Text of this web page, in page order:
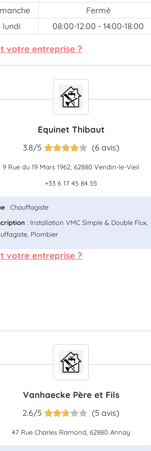
Fermé
lundi
08:00-12:00 - 14:00-18:00
votre entreprise ?
Equinet Thibaut
3.8/5 (6 avis)
9 Rue du 19 Mars 1962, 62880 Vendin-le-Vieil
+33 6 17 45 84 55
: Chauffagiste
: Installation VMC Simple & Double Flux,
Plombier
votre entreprise ?
Vanhaecke Père et Fils
2.6/5 (5 avis)
47 Rue Charles Ramond, 62880 Annay